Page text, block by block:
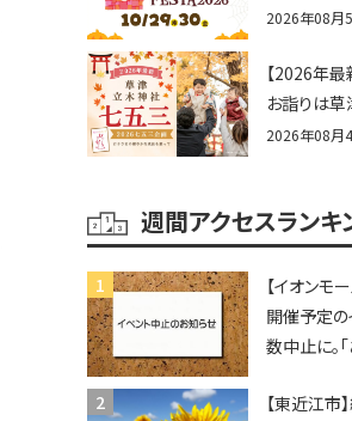
ーファミリ
ママベビー
2026！親
♪inピエリ
2026年08月
【2026年
お詣りは
社へ♪七五
2026年08月
週間アクセスランキ
【イオンモ
開催予定の
数中止に。
ショーなど
【東近江市